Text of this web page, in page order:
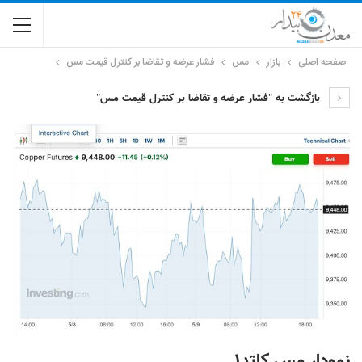
صفحه اصلی بازار مس فشار عرضه و تقاضا بر کنترل قیمت مس
بازگشت به "فشار عرضه و تقاضا بر کنترل قیمت مس"